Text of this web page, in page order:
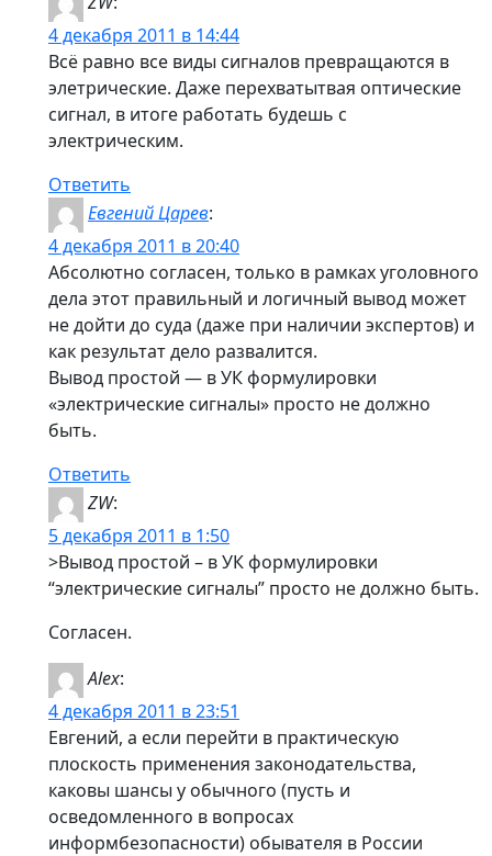
4 декабря 2011 в 14:44
Всё равно все виды сигналов превращаются в
элетрические. Даже перехватытвая оптические
сигнал, в итоге работать будешь с
электрическим.
Ответить
Евгений Царев:
4 декабря 2011 в 20:40
Абсолютно согласен, только в рамках уголовного
дела этот правильный и логичный вывод может
не дойти до суда (даже при наличии экспертов) и
как результат дело развалится.
Вывод простой — в УК формулировки
«электрические сигналы» просто не должно
быть.
Ответить
ZW:
5 декабря 2011 в 1:50
>Вывод простой – в УК формулировки
“электрические сигналы” просто не должно быть.
Cогласен.
Alex:
4 декабря 2011 в 23:51
Евгений, а если перейти в практическую
плоскость применения законодательства,
каковы шансы у обычного (пусть и
осведомленного в вопросах
информбезопасности) обывателя в России